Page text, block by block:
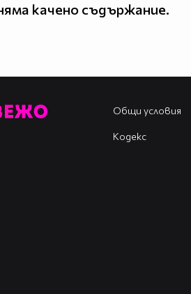
качено съдържание.
Общи условия
Кодекс